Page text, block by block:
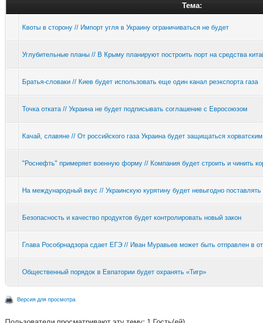
Тема:
Квоты в сторону // Импорт угля в Украину ограничиваться не будет
Углубительные планы // В Крыму планируют построить порт на средства
Братья-словаки // Киев будет использовать еще один канал реэкспорта газа
Точка отката // Украина не будет подписывать соглашение с Евросоюзом
Качай, славяне // От российского газа Украина будет защищаться хорватским
"Роснефть" примеряет военную форму // Компания будет строить и чинить
На международный вкус // Украинскую курятину будет невыгодно
Безопасность и качество продуктов будет контролировать новый закон
Глава Рособрнадзора сдает ЕГЭ // Иван Муравьев может быть отправлен в
Общественный порядок в Евпатории будет охранять «Тигр»
Версия для просмотра